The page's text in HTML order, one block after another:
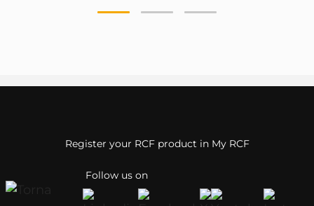
Follow us on
Register your RCF product in My RCF